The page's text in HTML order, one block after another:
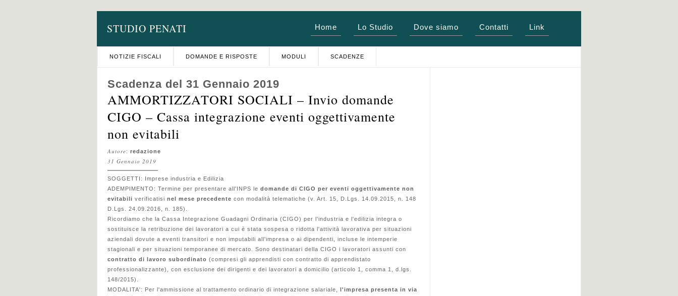
STUDIO PENATI Home Lo Studio Dove siamo Contatti Link
NOTIZIE FISCALI DOMANDE E RISPOSTE MODULI SCADENZE
Scadenza del 31 Gennaio 2019
AMMORTIZZATORI SOCIALI – Invio domande
CIGO – Cassa integrazione eventi oggettivamente
non evitabili
Autore: redazione
31 Gennaio 2019
SOGGETTI: Imprese industria e Edilizia
ADEMPIMENTO: Termine per presentare all'INPS le domande di CIGO per eventi oggettivamente non
evitabili verificatisi nel mese precedente con modalità telematiche (v. Art. 15, D.Lgs. 14.09.2015, n. 148
D.Lgs. 24.09.2016, n. 185).
Ricordiamo che la Cassa Integrazione Guadagni Ordinaria (CIGO) per l'industria e l'edilizia integra o
sostituisce la retribuzione dei lavoratori a cui è stata sospesa o ridotta l'attività lavorativa per situazioni
aziendali dovute a eventi transitori e non imputabili all'impresa o ai dipendenti, incluse le intemperie
stagionali e per situazioni temporanee di mercato. Sono destinatari della CIGO i lavoratori assunti con
contratto di lavoro subordinato (compresi gli apprendisti con contratto di apprendistato
professionalizzante), con esclusione dei dirigenti e dei lavoratori a domicilio (articolo 1, comma 1, d.lgs.
148/2015).
MODALITA': Per l'ammissione al trattamento ordinario di integrazione salariale, l'impresa presenta in via